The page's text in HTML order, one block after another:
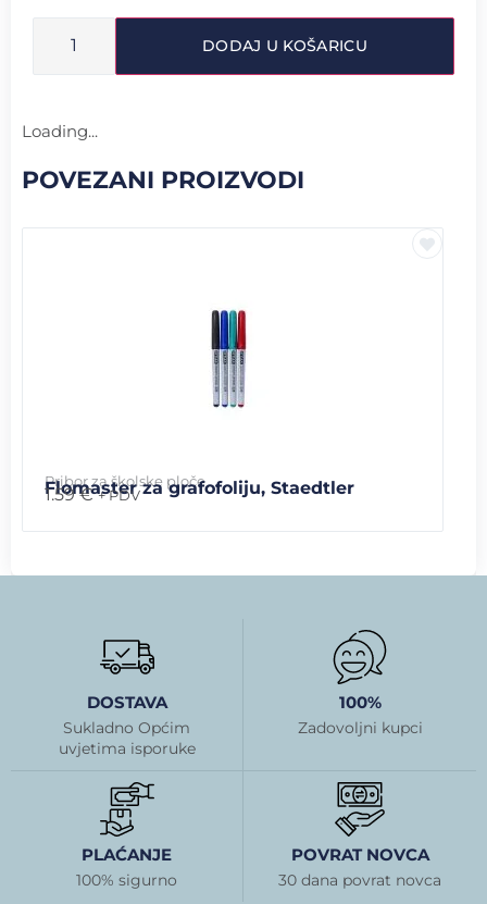
DODAJ U KOŠARICU
Loading...
POVEZANI PROIZVODI
Pribor za školske ploče
Flomaster za grafofoliju, Staedtler
1.59€ + PDV
DOSTAVA
Sukladno Općim
uvjetima isporuke
100%
Zadovoljni kupci
PLAĆANJE
100% sigurno
POVRAT NOVCA
30 dana povrat novca